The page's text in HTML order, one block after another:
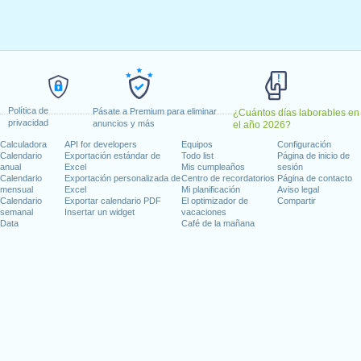
Política de
privacidad
Pásate a Premium para eliminar
anuncios y más
¿Cuántos días laborables en
el año 2026?
Calculadora
Calendario
anual
Calendario
mensual
Calendario
semanal
Data
API for developers
Exportación estándar de
Excel
Exportación personalizada de
Excel
Exportar calendario PDF
Insertar un widget
Equipos
Todo list
Mis cumpleaños
Centro de recordatorios
Mi planificación
El optimizador de
vacaciones
Café de la mañana
Configuración
Página de inicio de
sesión
Página de contacto
Aviso legal
Compartir
2021
junio 18, 2021
: lunes, julio 5, 2021
2021
2021
11, 2021
25, 2021
diciembre 24, 2021
: viernes, diciembre 31, 2021
fin de semana